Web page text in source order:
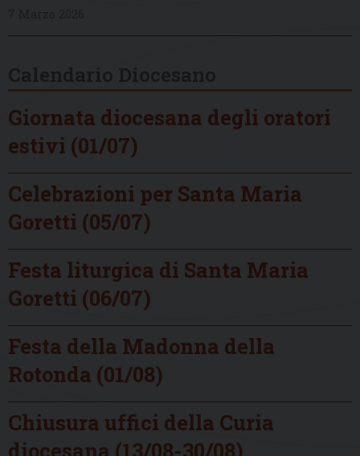
Giornata diocesana degli oratori
estivi (01/07)
Celebrazioni per Santa Maria
Goretti (05/07)
Festa liturgica di Santa Maria
Goretti (06/07)
Festa della Madonna della
Rotonda (01/08)
Chiusura uffici della Curia
diocesana (13/08-30/08)